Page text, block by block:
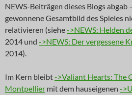
NEWS-Beiträgen dieses Blogs abgab
gewonnene Gesamtbild des Spieles
relativieren (siehe->NEWS: Helden
2014 und ->NEWS: Der vergessene
2014).
Im Kern bleibt->Valiant Hearts: The
Montpellier mit dem hauseigenen -